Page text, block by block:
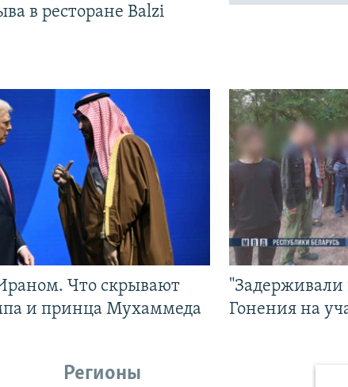
в ресторане Balzi
Что скрывают
и принца Мухаммеда
Гонения на
Регионы